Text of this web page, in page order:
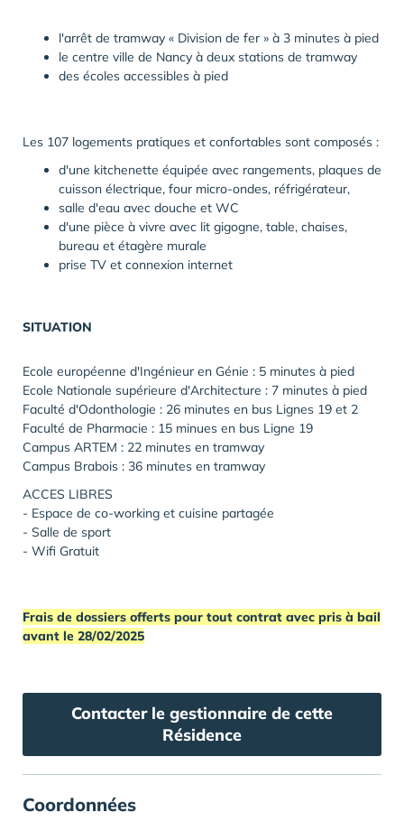
l'arrêt de tramway « Division de fer » à 3 minutes à pied
le centre ville de Nancy à deux stations de tramway
des écoles accessibles à pied
Les 107 logements pratiques et confortables sont composés :
d'une kitchenette équipée avec rangements, plaques de
cuisson électrique, four micro-ondes, réfrigérateur,
salle d'eau avec douche et WC
d'une pièce à vivre avec lit gigogne, table, chaises,
bureau et étagère murale
prise TV et connexion internet
SITUATION
Ecole européenne d'Ingénieur en Génie : 5 minutes à pied
Ecole Nationale supérieure d'Architecture : 7 minutes à pied
Faculté d'Odonthologie : 26 minutes en bus Lignes 19 et 2
Faculté de Pharmacie : 15 minues en bus Ligne 19
Campus ARTEM : 22 minutes en tramway
Campus Brabois : 36 minutes en tramway
ACCES LIBRES
- Espace de co-working et cuisine partagée
- Salle de sport
- Wifi Gratuit
Frais de dossiers offerts pour tout contrat avec pris à bail
avant le 28/02/2025
Contacter le gestionnaire de cette
Résidence
Coordonnées